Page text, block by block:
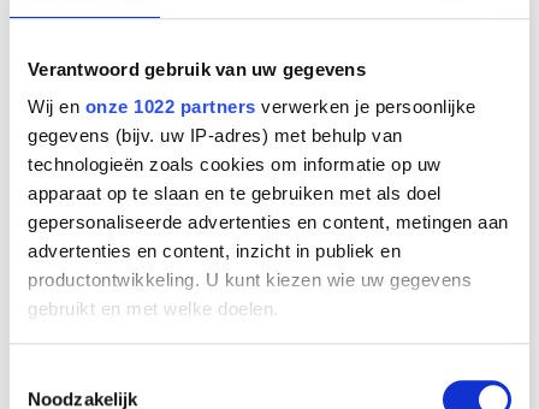
Verantwoord gebruik van uw gegevens
Wij en onze 1022 partners verwerken je persoonlijke
gegevens (bijv. uw IP-adres) met behulp van
technologieën zoals cookies om informatie op uw
apparaat op te slaan en te gebruiken met als doel
gepersonaliseerde advertenties en content, metingen aan
advertenties en content, inzicht in publiek en
productontwikkeling. U kunt kiezen wie uw gegevens
gebruikt en met welke doelen.
Informatie verzamelen over uw geografische
Noodzakelijk
Calle Sardana I
Gaston Bertrand